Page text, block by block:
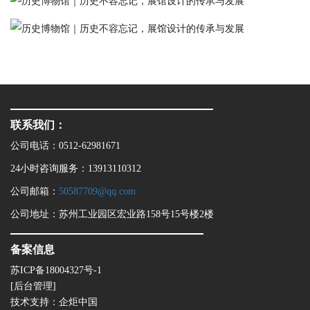
联系我们：
公司电话：0512-62981671
24小时咨询服务：13913110312
公司邮箱： 50587709@qq.com
公司地址：苏州工业园区宏业路158号15号楼2楼
备案信息
苏ICP备18004327号-1
[后台管理]
技术支持： 企炬中国